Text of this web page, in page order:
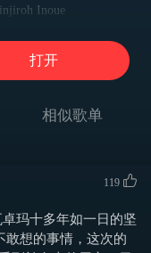
Inoue
Tokuda
ない
打开
相似歌单
119
玛十多年如一日的坚
敢想的事情，这次的